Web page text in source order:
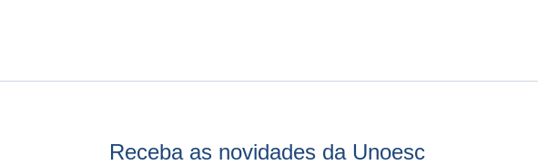
Receba as novidades da Unoesc